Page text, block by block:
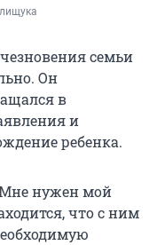
семьи
Он
в
и
ребенка.
нужен мой
что с ним